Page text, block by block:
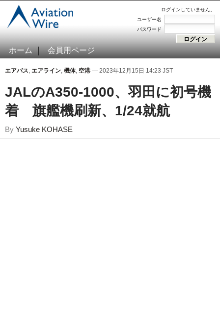
ログインしていません。
ユーザー名
パスワード
ホーム 会員用ページ
エアバス, エアライン, 機体, 空港 — 2023年12月15日 14:23 JST
JALのA350-1000、羽田に初号機
着 旗艦機刷新、1/24就航
By Yusuke KOHASE